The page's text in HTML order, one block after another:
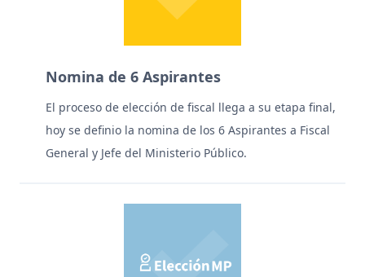
Nomina de 6 Aspirantes
El proceso de elección de fiscal llega a su etapa final,
hoy se definio la nomina de los 6 Aspirantes a Fiscal
General y Jefe del Ministerio Público.